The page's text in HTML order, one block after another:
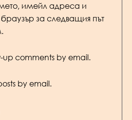
имейл адреса и
за следващия път
up comments by email.
by email.